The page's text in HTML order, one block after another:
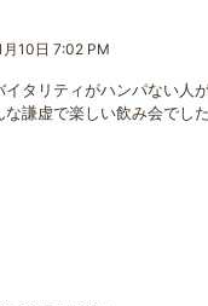
10日 7:02 PM
イタリティがハンパない人
謙虚で楽しい飲み会でした